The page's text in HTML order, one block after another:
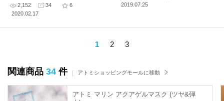
2,152 34
6
2020.02.17
2019.07.25
1 2 3
関連商品 34 件 アトミショッピングモールに移動
アトミ マリン アクアゲルマスク (ツヤ&弾